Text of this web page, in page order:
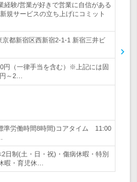
験/営業が好きで営業に自信がある
規サービスの立ち上げにコミット
京都新宿区西新宿2-1-1 新宿三井ビ
円（一律手当を含む）※上記には固
～2…
準労働時間8時間)コアタイム 11:00
2日制(土・日・祝)・傷病休暇・特別
暇・育児休…